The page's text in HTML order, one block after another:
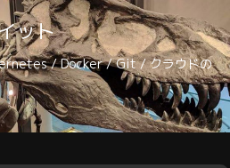
ット
/ Docker / Git / クラウドの